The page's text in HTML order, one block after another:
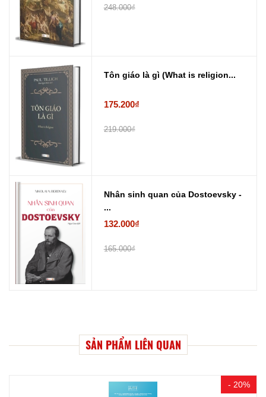
248.000₫
Tôn giáo là gì (What is religion...
175.200₫
219.000₫
Nhân sinh quan của Dostoevsky -
...
132.000₫
165.000₫
SẢN PHẨM LIÊN QUAN
- 20%